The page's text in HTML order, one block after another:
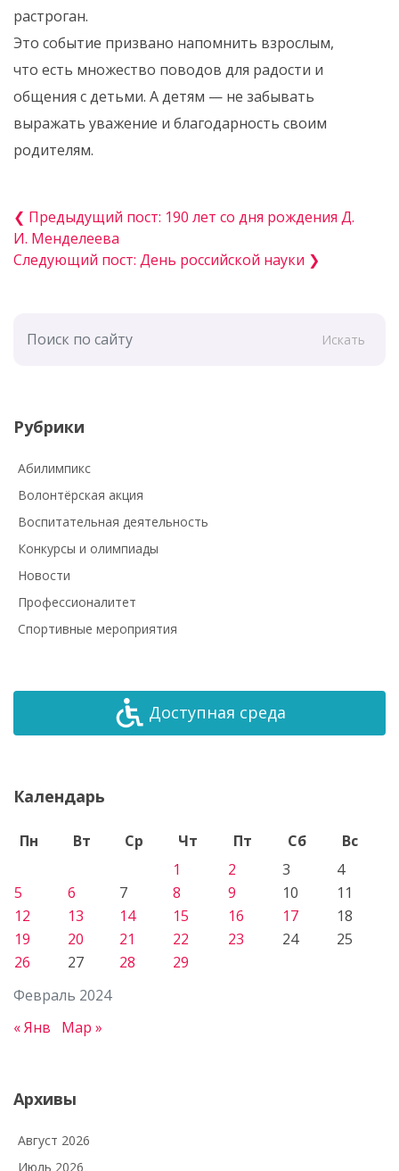
растроган.
Это событие призвано напомнить взрослым,
что есть множество поводов для радости и
общения с детьми. А детям — не забывать
выражать уважение и благодарность своим
родителям.
❮ Предыдущий пост: 190 лет со дня рождения Д.
И. Менделеева
Следующий пост: День российской науки ❯
Искать
Рубрики
Абилимпикс
Волонтёрская акция
Воспитательная деятельность
Конкурсы и олимпиады
Новости
Профессионалитет
Спортивные мероприятия
Доступная среда
Календарь
Февраль 2024
Пн Вт Ср Чт Пт Сб
Вс
1
2 3
4
5
6 7 8 9 10
11
12
13 14 15 16 17
18
19
20 21 22 23 24
25
26
27 28 29
« Янв Мар »
Архивы
Август 2026
Июль 2026